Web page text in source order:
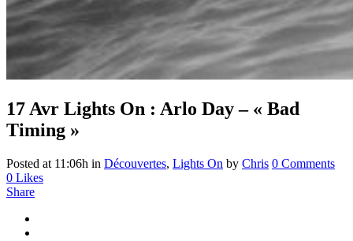
17 Avr Lights On : Arlo Day – « Bad
Timing »
Posted at 11:06h in Découvertes, Lights On by Chris 0 Comments
0 Likes
Share